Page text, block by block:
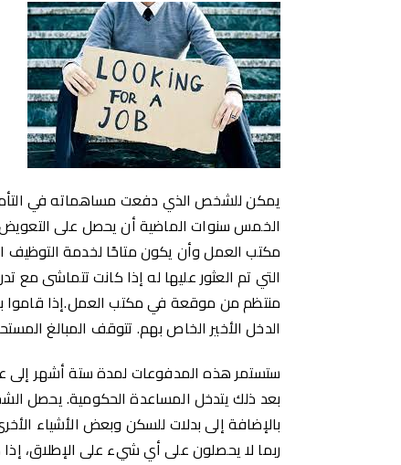
يمكن للشخص الذي دفعت مساهماته في
الخمس سنوات الماضية أن يحصل على
مكتب العمل وأن يكون متاحًا لخدمة التوظيف
التي تم العثور عليها له إذا كانت تتماشى مع
منتظم من موقعة في مكتب العمل.إذا
الدخل الأخير الخاص بهم. تتوقف المبالغ
ستستمر هذه المدفوعات لمدة ستة أشهر
بعد ذلك يتدخل المساعدة الحكومية. يحصل
بالإضافة إلى بدلات للسكن وبعض الأشياء
ربما لا يحصلون على أي شيء على الإطلاق،